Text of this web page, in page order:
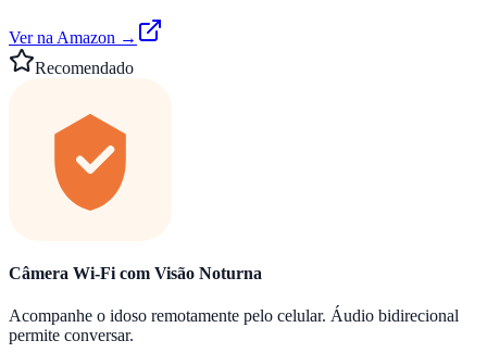
Ver na Amazon →
Recomendado
Câmera Wi-Fi com Visão Noturna
Acompanhe o idoso remotamente pelo celular. Áudio bidirecional
permite conversar.